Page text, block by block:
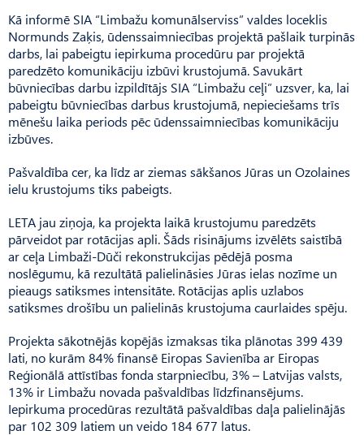
Kā informē SIA “Limbažu komunālserviss” valdes loceklis
Normunds Zaķis, ūdenssaimniecības projektā pašlaik turpinās
darbs, lai pabeigtu iepirkuma procedūru par projektā
paredzēto komunikāciju izbūvi krustojumā. Savukārt
būvniecības darbu izpildītājs SIA “Limbažu ceļi” uzsver, ka, lai
pabeigtu būvniecības darbus krustojumā, nepieciešams trīs
mēnešu laika periods pēc ūdenssaimniecības komunikāciju
izbūves.
Pašvaldība cer, ka līdz ar ziemas sākšanos Jūras un Ozolaines
ielu krustojums tiks pabeigts.
LETA jau ziņoja, ka projekta laikā krustojumu paredzēts
pārveidot par rotācijas apli. Šāds risinājums izvēlēts saistībā
ar ceļa Limbaži-Dūči rekonstrukcijas pēdējā posma
noslēgumu, kā rezultātā palielināsies Jūras ielas nozīme un
pieaugs satiksmes intensitāte. Rotācijas aplis uzlabos
satiksmes drošību un palielinās krustojuma caurlaides spēju.
Projekta sākotnējās kopējās izmaksas tika plānotas 399 439
lati, no kurām 84% finansē Eiropas Savienība ar Eiropas
Reģionālā attīstības fonda starpniecību, 3% – Latvijas valsts,
13% ir Limbažu novada pašvaldības līdzfinansējums.
Iepirkuma procedūras rezultātā pašvaldības daļa palielinājās
par 102 309 latiem un veido 184 677 latus.